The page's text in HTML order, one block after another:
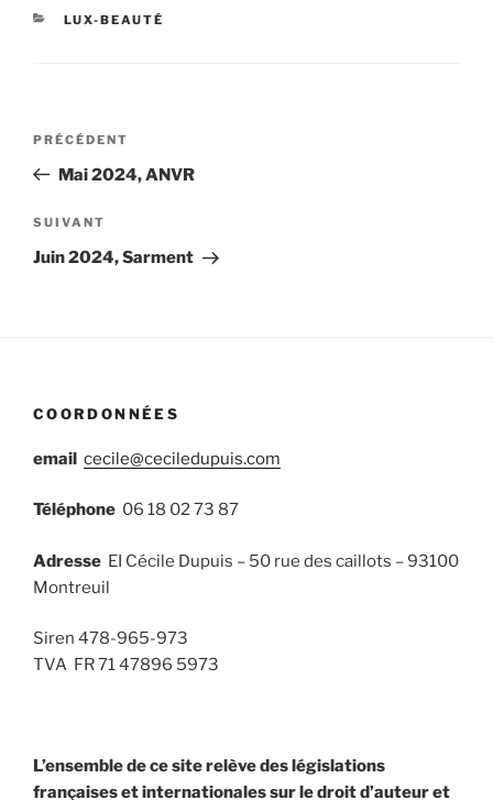
CATÉGORIES
LUX-BEAUTÉ
Navigation
l’article
Article
précédent
PRÉCÉDENT
Mai 2024, ANVR
Article
suivant
SUIVANT
Juin 2024, Sarment
COORDONNÉES
email cecile@ceciledupuis.com
Téléphone 06 18 02 73 87
Adresse EI Cécile Dupuis – 50 rue des caillots – 93100
Montreuil
Siren 478-965-973
TVA FR 71 47896 5973
L’ensemble de ce site relève des législations
françaises et internationales sur le droit d’auteur et